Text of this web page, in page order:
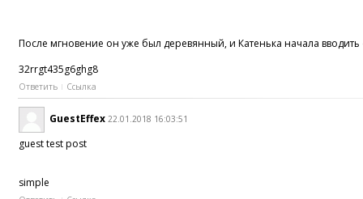
После мгновение он уже был деревянный, и Катенька начала
32rrgt435g6ghg8
Ответить Ссылка
GuestEffex 22.01.2018 16:03:51
guest test post
simple